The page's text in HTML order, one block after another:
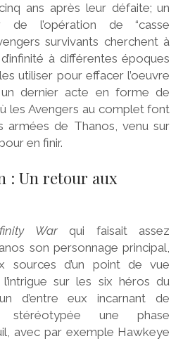
ans après leur défaite; un
de l’opération de “casse
survivants cherchent à
à différentes époques
utiliser pour effacer l’oeuvre
dernier acte en forme de
les Avengers au complet font
armées de Thanos, venu sur
en finir.
: Un retour aux
Warqui faisait assez
son personnage principal,
sources d’un point de vue
sur les six héros du
d’entre eux incarnant de
une phase
avec par exemple Hawkeye